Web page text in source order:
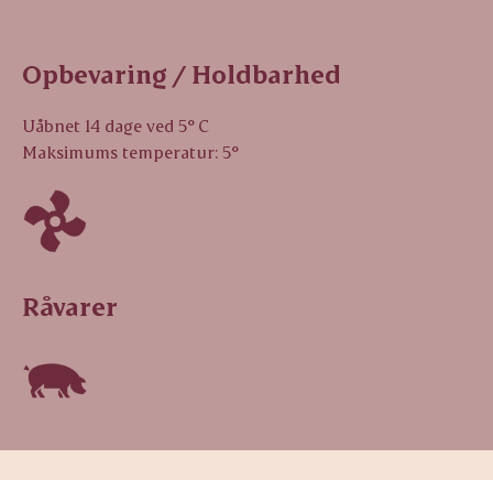
Opbevaring / Holdbarhed
Uåbnet 14 dage ved 5° C
Maksimums temperatur: 5°
Råvarer